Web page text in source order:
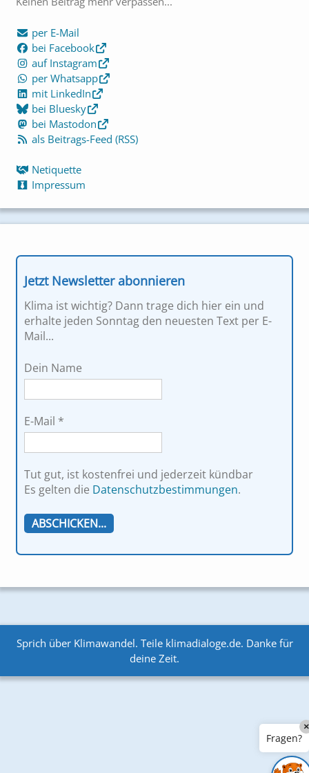
per E-Mail
bei Facebook
auf Instagram
per Whatsapp
mit LinkedIn
bei Bluesky
bei Mastodon
als Beitrags-Feed (RSS)
Netiquette
Impressum
Jetzt Newsletter abonnieren
Klima ist wichtig? Dann trage dich hier ein und
erhalte jeden Sonntag den neuesten Text per E-
Mail...
Dein Name
E-Mail *
Tut gut, ist kostenfrei und jederzeit kündbar
Es gelten die Datenschutzbestimmungen.
Sprich über Klimawandel. Teile klimadialoge.de. Danke für
deine Zeit.
Fragen?
×